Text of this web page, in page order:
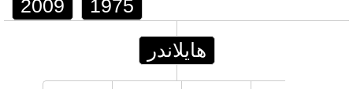
2009 1975
هايلاندر